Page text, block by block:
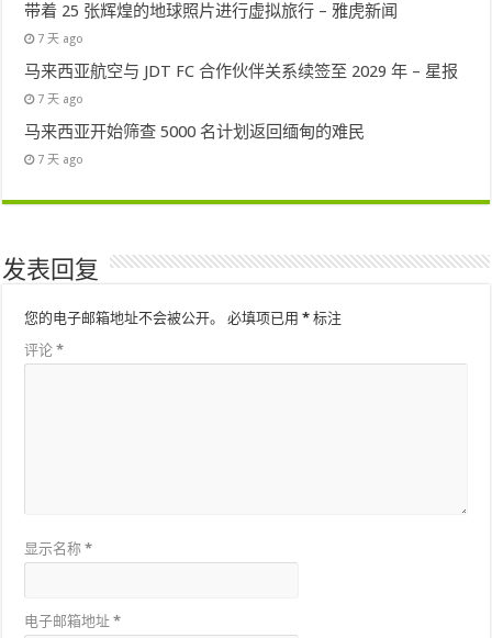
带着 25 张辉煌的地球照片进行虚拟旅行 – 雅虎新闻
7 天 ago
马来西亚航空与 JDT FC 合作伙伴关系续签至 2029 年 – 星报
7 天 ago
马来西亚开始筛查 5000 名计划返回缅甸的难民
7 天 ago
发表回复
您的电子邮箱地址不会被公开。 必填项已用* 标注
评论*
显示名称*
电子邮箱地址*